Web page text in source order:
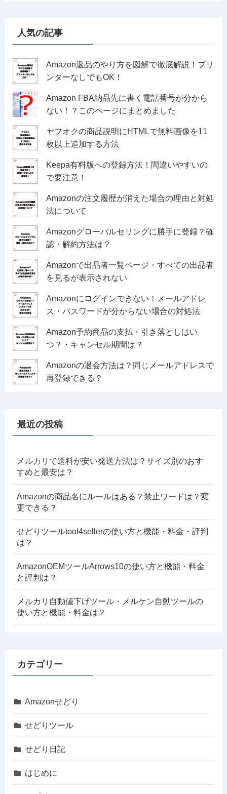
人気の記事
Amazon返品のやり方を図解で徹底解説！プリ
ンターなしでもOK！
Amazon FBA納品先に書く電話番号が分から
ない！？このページにまとめました
ヤフオクの商品説明にHTMLで無料画像を11
枚以上追加する方法
Keepa有料版への登録方法！間違いやすいの
で要注意！
Amazonの注文履歴が消えた場合の理由と対処
法について
Amazonグローバルセリングに勝手に登録？確
認・解約方法は？
Amazonで出品者一覧ページ・すべての出品者
を見るが表示されない
Amazonにログインできない！メールアドレ
ス・パスワードが分からない場合の対処法
Amazon予約商品の支払・引き落としはい
つ？・キャンセル期間は？
Amazonの退会方法は？同じメールアドレスで
再登録できる？
最近の投稿
メルカリで送料が安い発送方法は？サイズ別のおす
すめと最安は？
Amazonの商品名にルールはある？禁止ワードは？変
更できる？
せどりツールtool4sellerの使い方と機能・料金・評判
は？
AmazonOEMツールArrows10の使い方と機能・料金
と評判は？
メルカリ自動値下げツール・メルケン自動ツールの
使い方と機能・料金は？
カテゴリー
Amazonせどり
せどりツール
せどり日記
はじめに